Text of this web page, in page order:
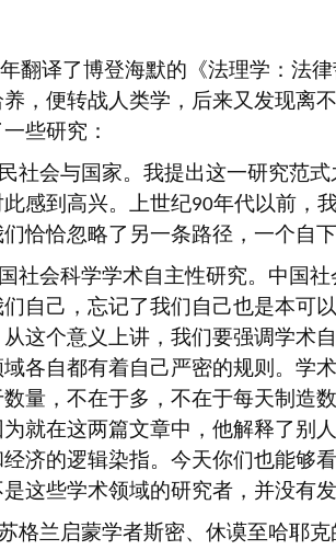
年翻译了博登海默的《法理学：法
，便转战人类学，后来又发现离
些研究：
社会与国家。我提出这一研究范
感到高兴。上世纪90年代以前，
恰恰忽略了另一条路径，一个自
社会科学学术自主性研究。中国
自己，忘记了我们自己也是本可
这个意义上讲，我们要强调学术
各自都有着自己严密的规则。学
量，不在于多，不在于每天制造
就在这两篇文章中，他解释了别
济的逻辑染指。今天你们也能够
这些学术领域的研究者，并没有
格兰启蒙学者斯密、休谟至哈耶